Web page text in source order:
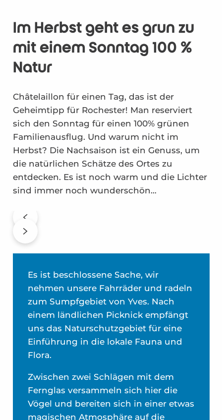
Im Herbst geht es grün zu
mit einem Sonntag 100 %
Natur
Châtelaillon für einen Tag, das ist der
Geheimtipp für Rochester! Man reserviert
sich den Sonntag für einen 100% grünen
Familienausflug. Und warum nicht im
Herbst? Die Nachsaison ist ein Genuss, um
die natürlichen Schätze des Ortes zu
entdecken. Es ist noch warm und die Lichter
sind immer noch wunderschön…
Es ist beschlossene Sache, wir
nehmen unsere Fahrräder und radeln
zum Sumpfgebiet von Yves. Nach
einem ländlichen Picknick empfängt
uns das Naturschutzgebiet für eine
Einführung in die lokale Fauna und
Flora.
Zwischen zwei Schlägen mit dem
Fernglas versammeln sich hier die
Vögel und bereiten sich in einer etwas
magischen Atmosphäre auf die